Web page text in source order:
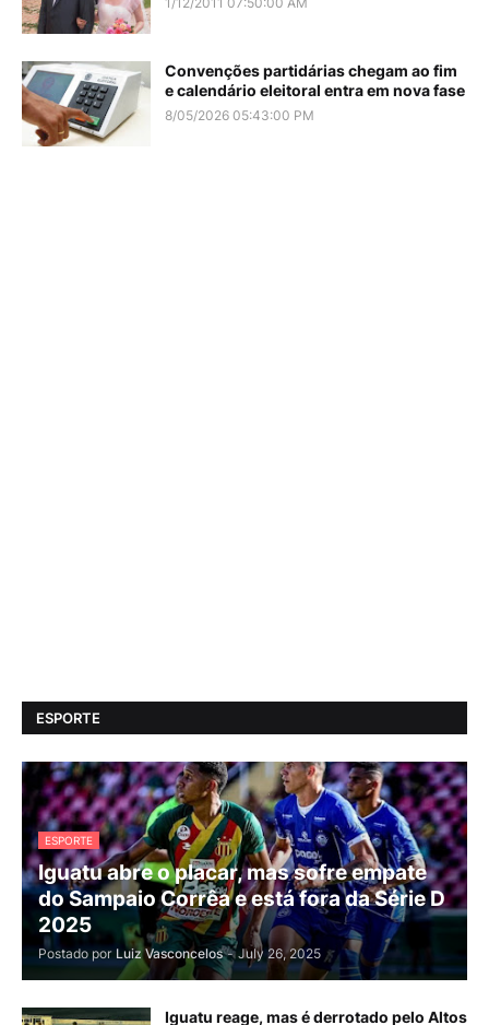
Convenções partidárias chegam ao fim
e calendário eleitoral entra em nova fase
8/05/2026 05:43:00 PM
ESPORTE
ESPORTE
Iguatu abre o placar, mas sofre empate
do Sampaio Corrêa e está fora da Série D
2025
Postado por Luiz Vasconcelos - July 26, 2025
Iguatu reage, mas é derrotado pelo Altos